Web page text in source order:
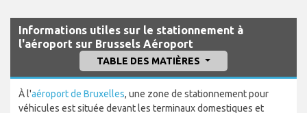
Informations utiles sur le stationnement à
l'aéroport sur Brussels Aéroport
TABLE DES MATIÈRES
À l'aéroport de Bruxelles, une zone de stationnement pour
véhicules est située devant les terminaux domestiques et